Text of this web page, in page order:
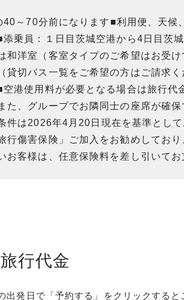
～70分前になります■利用便、天候
添乗員：１日目茨城空港から4日目茨
和洋室（客室タイプのご希望はお受
貸切バス一覧をご希望の方はご請求
港使用料が必要となる場合は旅行
た、グループでお隣同士の座席が確
件は2026年4月20日現在を基準とし
行傷害保険」ご加入をお勧めしてお
お客様は、任意保険料を差し引いてお
行代金
出発日で「予約する」をクリックすると